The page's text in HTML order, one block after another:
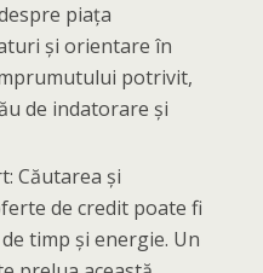
piața
și orientare în
potrivit,
de indatorare și
Căutarea și
de credit poate fi
timp și energie. Un